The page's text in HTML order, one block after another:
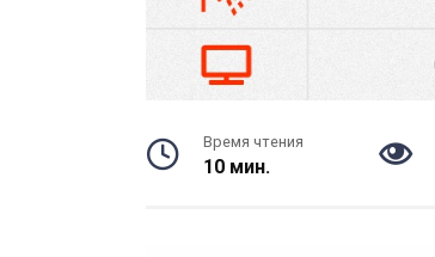
Время чтения
10 мин.